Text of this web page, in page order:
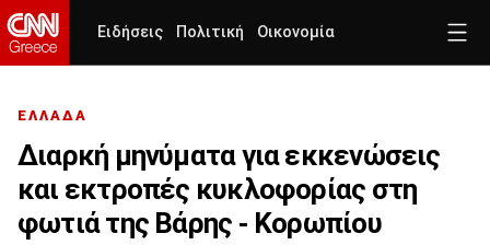
Ειδήσεις Πολιτική Οικονομία
ΕΛΛΑΔΑ
Διαρκή μηνύματα για εκκενώσεις
και εκτροπές κυκλοφορίας στη
φωτιά της Βάρης - Κορωπίου